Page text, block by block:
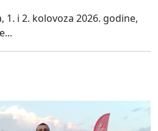
1. i 2. kolovoza 2026. godine,